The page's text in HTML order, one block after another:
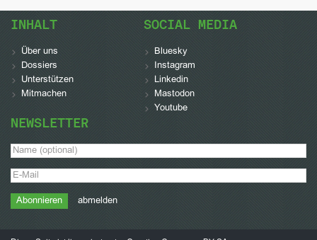
INHALT
Über uns
Dossiers
Unterstützen
Mitmachen
SOCIAL MEDIA
Bluesky
Instagram
Linkedin
Mastodon
Youtube
NEWSLETTER
abmelden